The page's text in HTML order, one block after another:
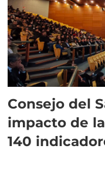
Consejo del
impacto de
140